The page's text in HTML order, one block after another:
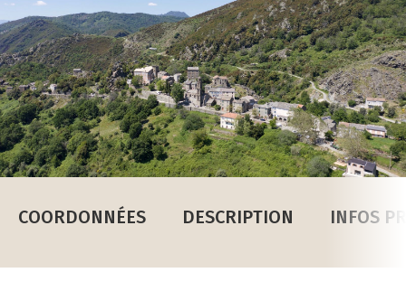
COORDONNÉES DESCRIPTION INFOS